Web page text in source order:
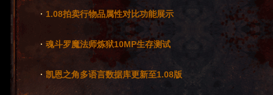
· 1.08拍卖行物品属性对比功能展示
· 魂斗罗魔法师炼狱10MP生存测试
·凯恩之角多语言数据库更新至1.08版